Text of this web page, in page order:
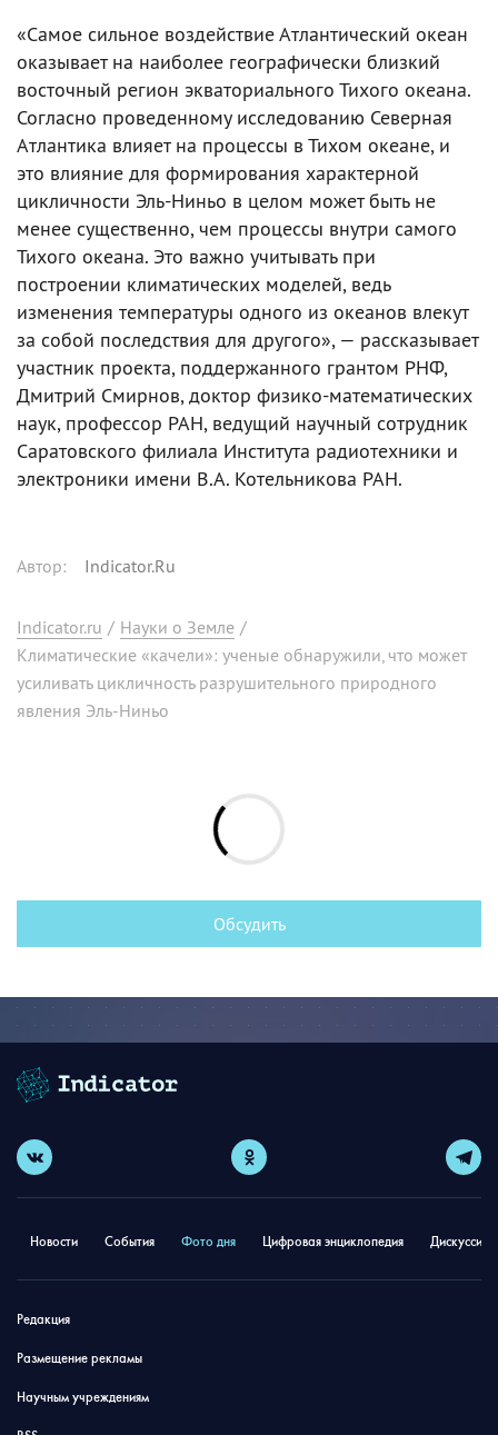
«Самое сильное воздействие Атлантический океан
оказывает на наиболее географически близкий
восточный регион экваториального Тихого океана.
Согласно проведенному исследованию Северная
Атлантика влияет на процессы в Тихом океане, и
это влияние для формирования характерной
цикличности Эль-Ниньо в целом может быть не
менее существенно, чем процессы внутри самого
Тихого океана. Это важно учитывать при
построении климатических моделей, ведь
изменения температуры одного из океанов влекут
за собой последствия для другого», — рассказывает
участник проекта, поддержанного грантом РНФ,
Дмитрий Смирнов, доктор физико-математических
наук, профессор РАН, ведущий научный сотрудник
Саратовского филиала Института радиотехники и
электроники имени В.А. Котельникова РАН.
Автор: Indicator.Ru
Indicator.ru / Науки о Земле /
Климатические «качели»: ученые обнаружили, что может
усиливать цикличность разрушительного природного
явления Эль-Ниньо
Обсудить
Новости События Фото дня Цифровая энциклопедия
Редакция
Размещение рекламы
Научным учреждениям